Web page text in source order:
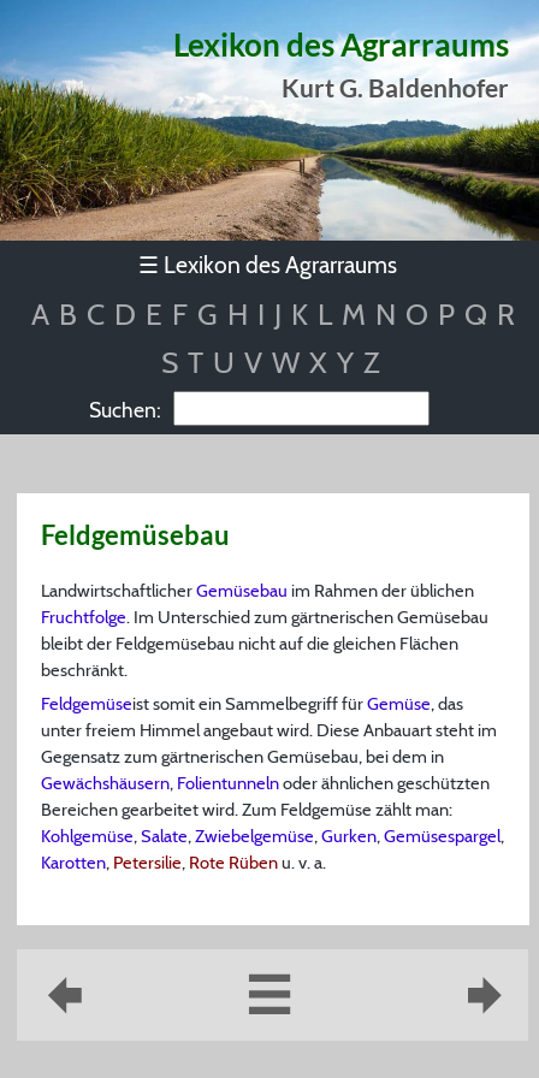
Lexikon des Agrarraums
Kurt G. Baldenhofer
☰ Lexikon des Agrarraums
A B C D E F G H I J K L M N O P Q R
S T U V W X Y Z
Suchen:
Feldgemüsebau
LandwirtschaftlicherGemüsebau im Rahmen der üblichen
Fruchtfolge. Im Unterschied zum gärtnerischen Gemüsebau
bleibt der Feldgemüsebau nicht auf die gleichen Flächen
beschränkt.
Feldgemüseist somit ein Sammelbegriff fürGemüse, das
unter freiem Himmel angebaut wird. Diese Anbauart steht im
Gegensatz zum gärtnerischen Gemüsebau, bei dem in
Gewächshäusern, Folientunnelnoder ähnlichen geschützten
Bereichen gearbeitet wird. Zum Feldgemüse zählt man:
Kohlgemüse, Salate, Zwiebelgemüse, Gurken, Gemüsespargel,
Karotten, Petersilie, Rote Rübenu. v. a.